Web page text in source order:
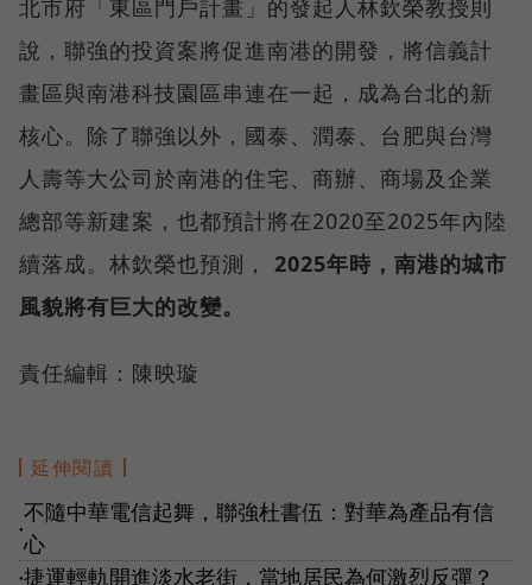
北市府「東區門戶計畫」的發起人林欽榮教授則
說，聯強的投資案將促進南港的開發，將信義計
畫區與南港科技園區串連在一起，成為台北的新
核心。除了聯強以外，國泰、潤泰、台肥與台灣
人壽等大公司於南港的住宅、商辦、商場及企業
總部等新建案，也都預計將在2020至2025年內陸
續落成。林欽榮也預測， 2025年時，南港的城市
風貌將有巨大的改變。
責任編輯：陳映璇
延伸閱讀
●
不隨中華電信起舞，聯強杜書伍：對華為產品有信
心
●捷運輕軌開進淡水老街，當地居民為何激烈反彈？